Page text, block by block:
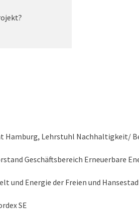
Hamburg, Lehrstuhl Nachhaltigkeit/
Geschäftsbereich Erneuerbare
und Energie der Freien und
SE